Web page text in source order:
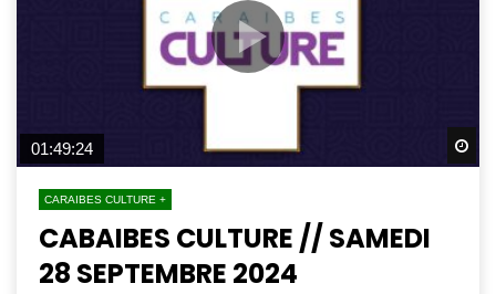
01:49:24
CARAIBES CULTURE +
CABAIBES CULTURE // SAMEDI
28 SEPTEMBRE 2024